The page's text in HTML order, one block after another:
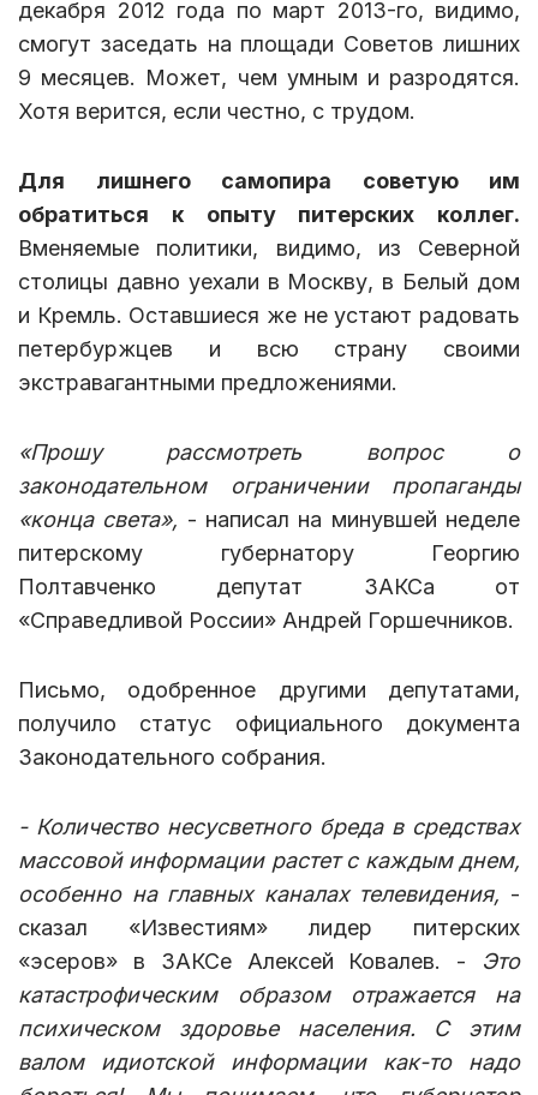
декабря 2012 года по март 2013-го, видимо,
смогут заседать на площади Советов лишних
9 месяцев. Может, чем умным и разродятся.
Хотя верится, если честно, с трудом.
Для лишнего самопира советую им
обратиться к опыту питерских коллег.
Вменяемые политики, видимо, из Северной
столицы давно уехали в Москву, в Белый дом
и Кремль. Оставшиеся же не устают радовать
петербуржцев и всю страну своими
экстравагантными предложениями.
«Прошу рассмотреть вопрос о
законодательном ограничении пропаганды
«конца света», - написал на минувшей неделе
питерскому губернатору Георгию
Полтавченко депутат ЗАКСа от
«Справедливой России» Андрей Горшечников.
Письмо, одобренное другими депутатами,
получило статус официального документа
Законодательного собрания.
- Количество несусветного бреда в средствах
массовой информации растет с каждым днем,
особенно на главных каналах телевидения, -
сказал «Известиям» лидер питерских
«эсеров» в ЗАКСе Алексей Ковалев. - Это
катастрофическим образом отражается на
психическом здоровье населения. С этим
валом идиотской информации как-то надо